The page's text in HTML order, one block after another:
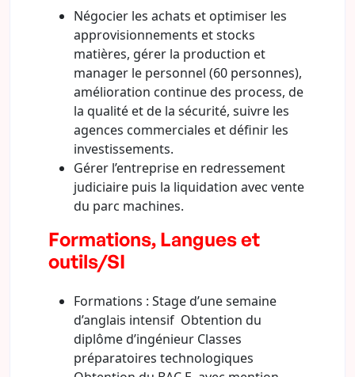
Négocier les achats et optimiser les
approvisionnements et stocks
matières, gérer la production et
manager le personnel (60 personnes),
amélioration continue des process, de
la qualité et de la sécurité, suivre les
agences commerciales et définir les
investissements.
Gérer l’entreprise en redressement
judiciaire puis la liquidation avec vente
du parc machines.
Formations, Langues et
outils/SI
Formations : Stage d’une semaine
d’anglais intensif Obtention du
diplôme d’ingénieur Classes
préparatoires technologiques